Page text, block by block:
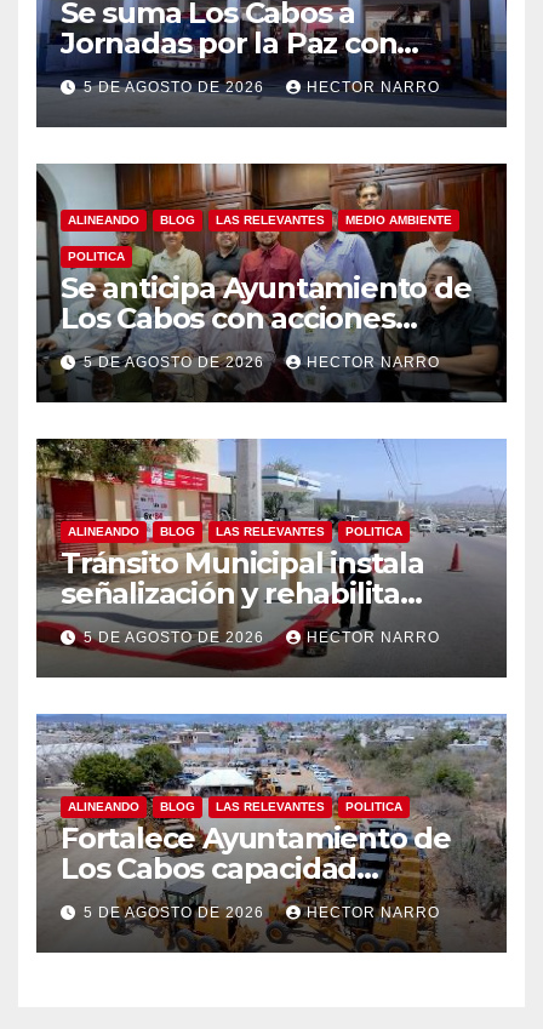
Se suma Los Cabos a
Jornadas por la Paz con
capacitación en primeros
auxilios para jóvenes
5 DE AGOSTO DE 2026 HECTOR NARRO
ALINEANDO BLOG LAS RELEVANTES MEDIO AMBIENTE
POLITICA
Se anticipa Ayuntamiento de
Los Cabos con acciones
preventivas ante lluvias en el
centro histórico
5 DE AGOSTO DE 2026 HECTOR NARRO
ALINEANDO BLOG LAS RELEVANTES POLITICA
Tránsito Municipal instala
señalización y rehabilita
cruces peatonales en Los
Cabos
5 DE AGOSTO DE 2026 HECTOR NARRO
ALINEANDO BLOG LAS RELEVANTES POLITICA
Fortalece Ayuntamiento de
Los Cabos capacidad
operativa de Servicios
Públicos con recursos del
FISAM
5 DE AGOSTO DE 2026 HECTOR NARRO